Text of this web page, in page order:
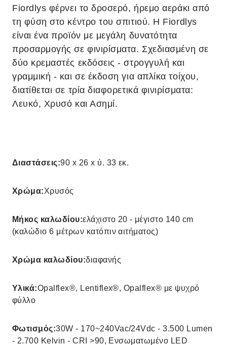
Fiordlys φέρνει το δροσερό, ήρεμο αεράκι από
τη φύση στο κέντρο του σπιτιού. Η Fiordlys
είναι ένα προϊόν με μεγάλη δυνατότητα
προσαρμογής σε φινιρίσματα. Σχεδιασμένη σε
δύο κρεμαστές εκδόσεις - στρογγυλή και
γραμμική - και σε έκδοση για απλίκα τοίχου,
διατίθεται σε τρία διαφορετικά φινιρίσματα:
Λευκό, Χρυσό και Ασημί.
Διαστάσεις:90 x 26 x ύ. 33 εκ.
Χρώμα:Χρυσός
Μήκος καλωδίου:ελάχιστο 20 - μέγιστο 140 cm
(καλώδιο 6 μέτρων κατόπιν αιτήματος)
Χρώμα καλωδίου:διαφανής
Υλικά:Opalflex®, Lentiflex®, Opalflex® με ψυχρό
φύλλο
Φωτισμός:30W - 170~240Vac/24Vdc - 3.500 Lumen
- 2.700 Kelvin - CRI >90, Ενσωματωμένο LED